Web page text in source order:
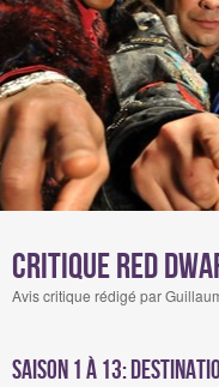
Critique Red
Avis critique rédigé par
Saison 1 à 13: